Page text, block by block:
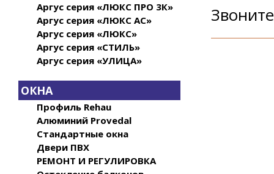
Аргус серия «ЛЮКС ПРО 3К»
Аргус серия «ЛЮКС АС»
Аргус серия «ЛЮКС»
Аргус серия «СТИЛЬ»
Аргус серия «УЛИЦА»
ОКНА
Профиль Rehau
Алюминий Provedal
Стандартные окна
Двери ПВХ
РЕМОНТ И РЕГУЛИРОВКА
Звоните